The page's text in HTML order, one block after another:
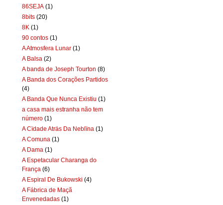
86SEJA (1)
8bits (20)
8K (1)
90 contos (1)
A Atmosfera Lunar (1)
A Balsa (2)
A banda de Joseph Tourton (8)
A Banda dos Corações Partidos
(4)
A Banda Que Nunca Existiu (1)
a casa mais estranha não tem
número (1)
A Cïdade Aträs Da Neblïna (1)
A Comuna (1)
A Dama (1)
A Espetacular Charanga do
França (6)
A Espiral De Bukowski (4)
A Fábrica de Maçã
Envenedadas (1)